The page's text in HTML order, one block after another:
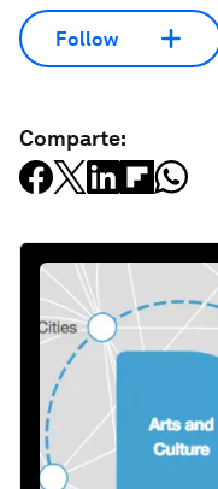
Follow
Comparte: